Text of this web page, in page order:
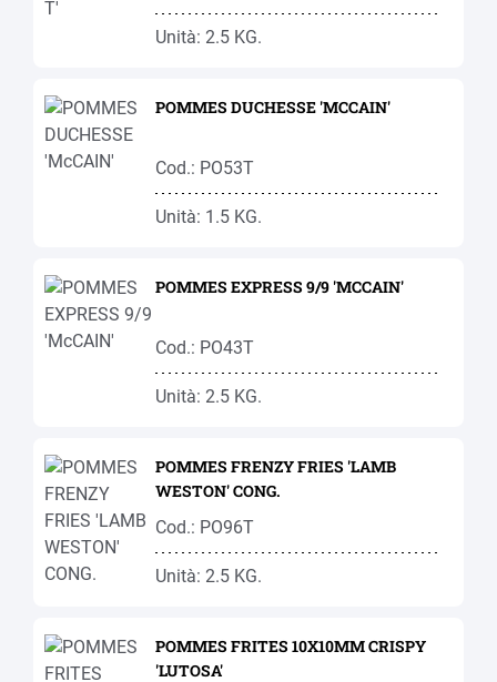
Unità: 2.5 KG.
POMMES DUCHESSE 'MCCAIN'
Cod.: PO53T
Unità: 1.5 KG.
POMMES EXPRESS 9/9 'MCCAIN'
Cod.: PO43T
Unità: 2.5 KG.
POMMES FRENZY FRIES 'LAMB
WESTON' CONG.
Cod.: PO96T
Unità: 2.5 KG.
POMMES FRITES 10X10MM CRISPY
'LUTOSA'